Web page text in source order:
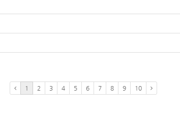
1 2 3 4 5 6 7 8 9 10